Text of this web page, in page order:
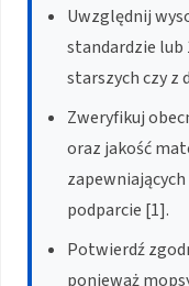
Uwzględnij
standardzie lub
starszych czy
Zweryfikuj
oraz jakość
podparcie [1].
Potwierdź
ponieważ